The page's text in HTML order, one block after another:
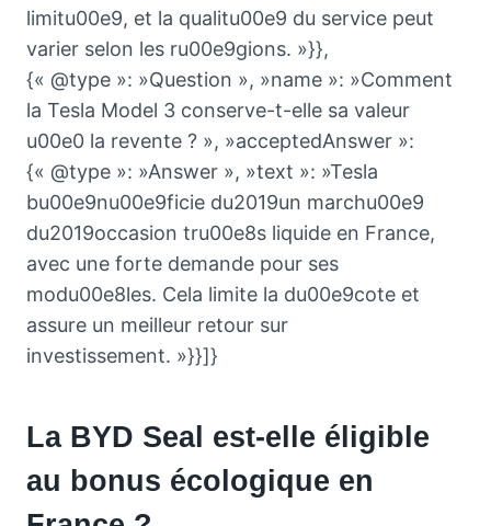
limitu00e9, et la qualitu00e9 du service peut
varier selon les ru00e9gions. »}},
{« @type »: »Question », »name »: »Comment
la Tesla Model 3 conserve-t-elle sa valeur
u00e0 la revente ? », »acceptedAnswer »:
{« @type »: »Answer », »text »: »Tesla
bu00e9nu00e9ficie du2019un marchu00e9
du2019occasion tru00e8s liquide en France,
avec une forte demande pour ses
modu00e8les. Cela limite la du00e9cote et
assure un meilleur retour sur
investissement. »}}]}
La BYD Seal est-elle éligible
au bonus écologique en